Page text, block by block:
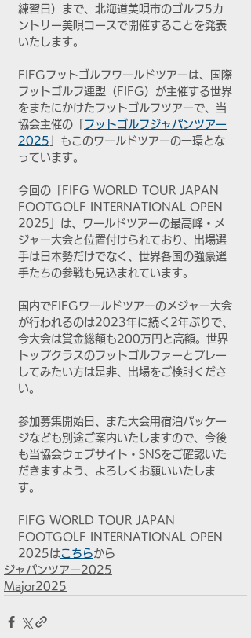
練習日）まで、北海道美唄市のゴルフ5カ
ントリー美唄コースで開催することを発表
いたします。
FIFGフットゴルフワールドツアーは、国際
フットゴルフ連盟（FIFG）が主催する世界
をまたにかけたフットゴルフツアーで、当
協会主催の「 フットゴルフジャパンツアー
2025 」もこのワールドツアーの一環とな
っています。
今回の「FIFG WORLD TOUR JAPAN
FOOTGOLF INTERNATIONAL OPEN
2025」は、ワールドツアーの最高峰・メ
ジャー大会と位置付けられており、出場選
手は日本勢だけでなく、世界各国の強豪選
手たちの参戦も見込まれています。
国内でFIFGワールドツアーのメジャー大会
が行われるのは2023年に続く2年ぶりで、
今大会は賞金総額も200万円と高額。世界
トップクラスのフットゴルファーとプレー
してみたい方は是非、出場をご検討くださ
い。
参加募集開始日、また大会用宿泊パッケー
ジなども別途ご案内いたしますので、今後
も当協会ウェブサイト・SNSをご確認いた
だきますよう、よろしくお願いいたしま
す。
FIFG WORLD TOUR JAPAN
FOOTGOLF INTERNATIONAL OPEN
2025はこちらから
ジャパンツアー2025
Major2025